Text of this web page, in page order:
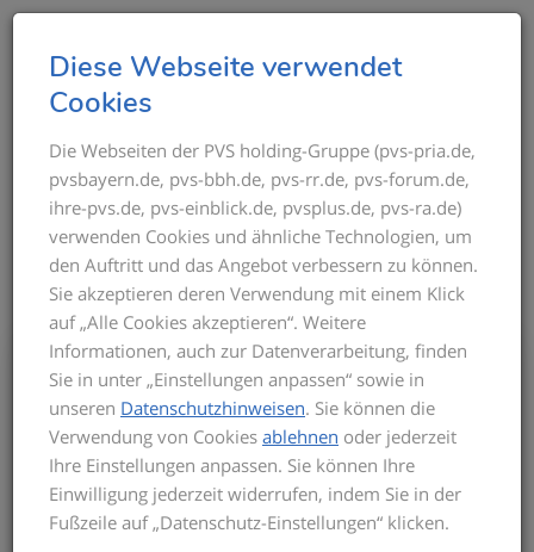
Diese Webseite verwendet
Cookies
Die Webseiten der PVS holding-Gruppe (pvs-pria.de,
pvsbayern.de, pvs-bbh.de, pvs-rr.de, pvs-forum.de,
ihre-pvs.de, pvs-einblick.de, pvsplus.de, pvs-ra.de)
verwenden Cookies und ähnliche Technologien, um
den Auftritt und das Angebot verbessern zu können.
Sie akzeptieren deren Verwendung mit einem Klick
auf „Alle Cookies akzeptieren“. Weitere
Informationen, auch zur Datenverarbeitung, finden
Sie in unter „Einstellungen anpassen“ sowie in
unseren Datenschutzhinweisen. Sie können die
Verwendung von Cookies ablehnen oder jederzeit
Ihre Einstellungen anpassen. Sie können Ihre
Einwilligung jederzeit widerrufen, indem Sie in der
Fußzeile auf „Datenschutz-Einstellungen“ klicken.
THEMEN IM ÜBERBLICK
Bis zum Inkrafttreten der neuen GOÄ gilt
für die Privatabrechnung die aktuelle
GOÄ-Fassung. Auf dieser basieren die
Seminarinhalte. Zu Beginn des Seminars
informieren wir Sie über den derzeitigen
Stand der neuen GOÄ. Zusätzlich
erhalten Sie einen kurzen Überblick über